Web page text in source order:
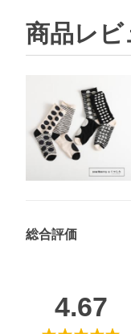
商品レビ
総合評価
4.67